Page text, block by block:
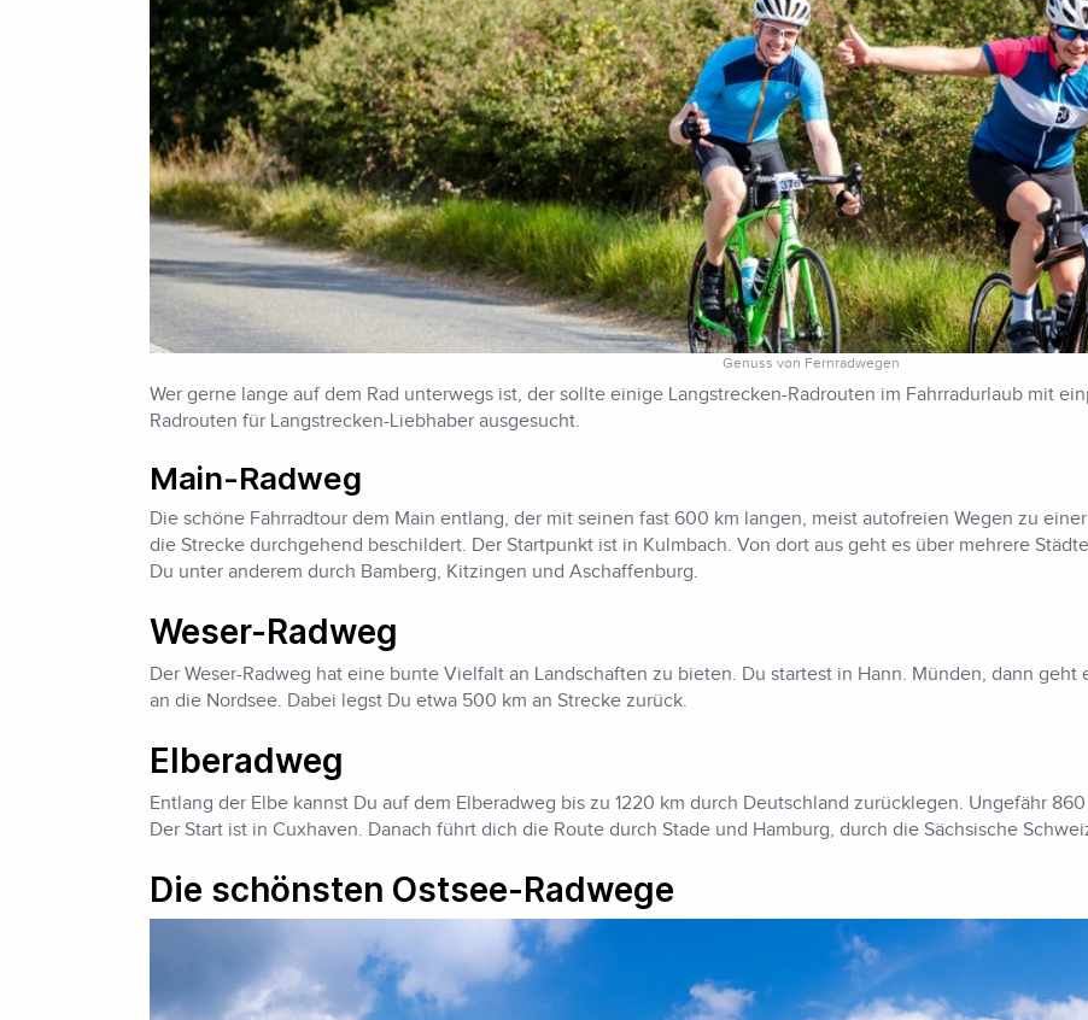
Genuss von Fernradwegen
Wer gerne lange auf dem Rad unterwegs ist, der sollte einige Langstrecken-Radrouten im Fahrradurlaub mit
Radrouten für Langstrecken-Liebhaber ausgesucht.
Main-Radweg
Die schöne Fahrradtour dem Main entlang, der mit seinen fast 600 km langen, meist autofreien Wegen zu
die Strecke durchgehend beschildert. Der Startpunkt ist in Kulmbach. Von dort aus geht es über mehrere
Du unter anderem durch Bamberg, Kitzingen und Aschaffenburg.
Weser-Radweg
Der Weser-Radweg hat eine bunte Vielfalt an Landschaften zu bieten. Du startest in Hann. Münden, dann geht
an die Nordsee. Dabei legst Du etwa 500 km an Strecke zurück.
Elberadweg
Entlang der Elbe kannst Du auf dem Elberadweg bis zu 1220 km durch Deutschland zurücklegen. Ungefähr
Der Start ist in Cuxhaven. Danach führt dich die Route durch Stade und Hamburg, durch die Sächsische
Die schönsten Ostsee-Radwege